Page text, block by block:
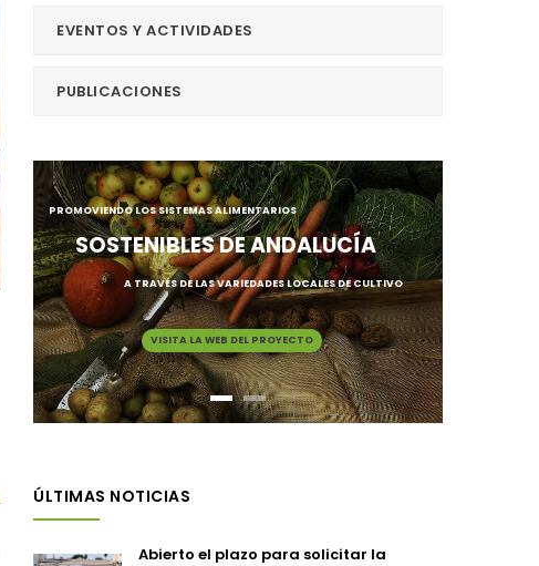
EVENTOS Y ACTIVIDADES
PUBLICACIONES
PROMOVIENDO LOS SISTEMAS ALIMENTARIOS
SOSTENIBLES DE ANDALUCÍA
A TRAVÉS DE LAS VARIEDADES LOCALES DE CULTIVO
VISITA LA WEB DEL PROYECTO
ÚLTIMAS NOTICIAS
Abierto el plazo para solicitar la